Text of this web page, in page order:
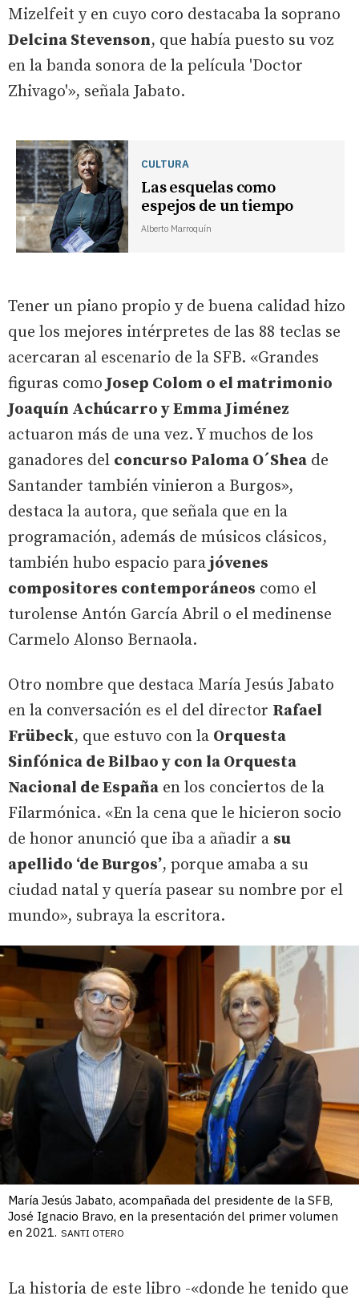
Mizelfeit y en cuyo coro destacaba la soprano
Delcina Stevenson, que había puesto su voz
en la banda sonora de la película 'Doctor
Zhivago'», señala Jabato.
CULTURA
Las esquelas como
espejos de un tiempo
Alberto Marroquín
Tener un piano propio y de buena calidad hizo
que los mejores intérpretes de las 88 teclas se
acercaran al escenario de la SFB. «Grandes
figuras como Josep Colom o el matrimonio
Joaquín Achúcarro y Emma Jiménez
actuaron más de una vez. Y muchos de los
ganadores del concurso Paloma O´Shea de
Santander también vinieron a Burgos»,
destaca la autora, que señala que en la
programación, además de músicos clásicos,
también hubo espacio parajóvenes
compositores contemporáneos como el
turolense Antón García Abril o el medinense
Carmelo Alonso Bernaola.
Otro nombre que destaca María Jesús Jabato
en la conversación es el del director Rafael
Frübeck, que estuvo con la Orquesta
Sinfónica de Bilbao y con la Orquesta
Nacional de España en los conciertos de la
Filarmónica. «En la cena que le hicieron socio
de honor anunció que iba a añadir a su
apellido ‘de Burgos’, porque amaba a su
ciudad natal y quería pasear su nombre por el
mundo», subraya la escritora.
María Jesús Jabato, acompañada del presidente de la SFB,
José Ignacio Bravo, en la presentación del primer volumen
en 2021. SANTI OTERO
La historia de este libro -«donde he tenido que